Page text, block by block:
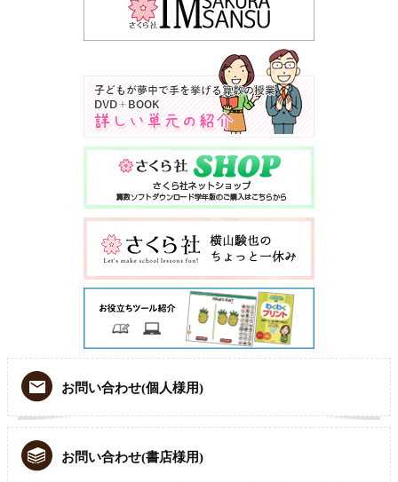
お問い合わせ(個人様用)
お問い合わせ(書店様用)